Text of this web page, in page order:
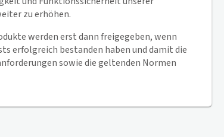
zu erhöhen.
werden erst dann freigegeben, wenn
erfolgreich bestanden haben und damit die
sowie die geltenden Normen